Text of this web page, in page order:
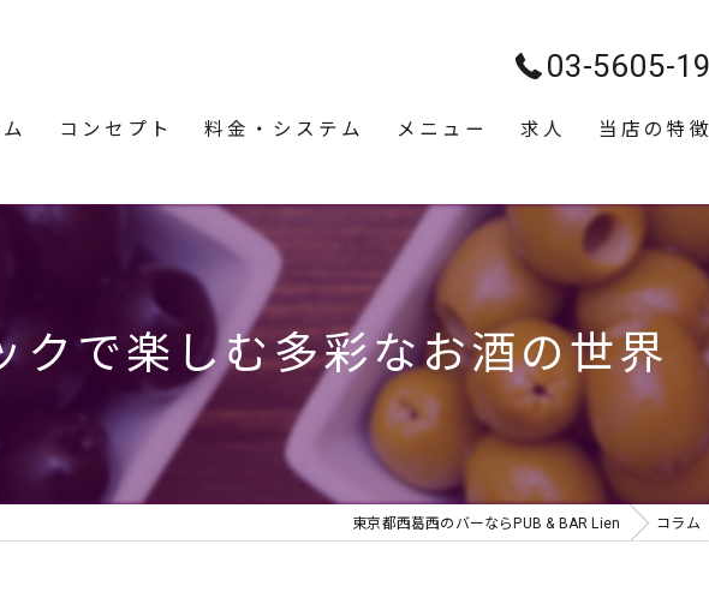
03-5605-
コンセプト 料金・システム メニュー 求人 当店の特徴
スナック
2次会
貸切
カラオケ
クで楽しむ多彩なお酒の世界
東京都西葛西のバーならPUB & BAR Lien コラム